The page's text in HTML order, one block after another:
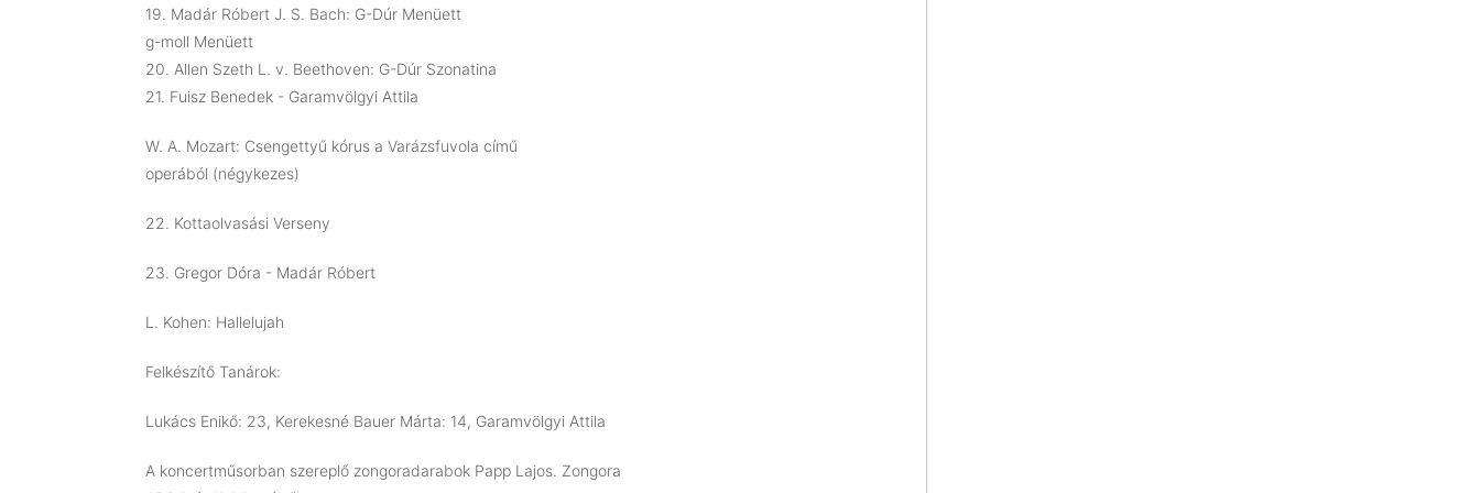
19. Madár Róbert J. S. Bach: G-Dúr Menüett
g-moll Menüett
20. Allen Szeth L. v. Beethoven: G-Dúr Szonatina
21. Fuisz Benedek - Garamvölgyi Attila
W. A. Mozart: Csengettyű kórus a Varázsfuvola című
operából (négykezes)
22. Kottaolvasási Verseny
23. Gregor Dóra - Madár Róbert
L. Kohen: Hallelujah
Felkészítő Tanárok:
Lukács Enikő: 23, Kerekesné Bauer Márta: 14, Garamvölgyi Attila
A koncertműsorban szereplő zongoradarabok Papp Lajos. Zongora